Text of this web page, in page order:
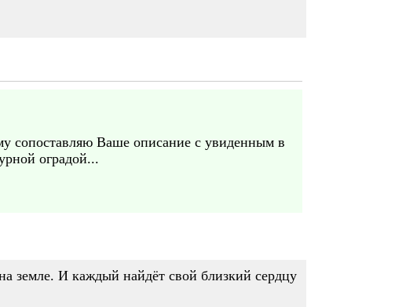
сопоставляю Ваше описание с увиденным в
оградой...
земле. И каждый найдёт свой близкий сердцу